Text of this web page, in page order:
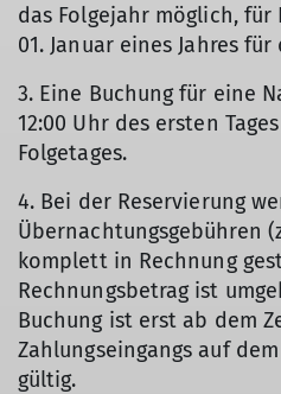
das Folgejahr möglich,
01. Januar eines Jahres
3. Eine Buchung für eine
12:00 Uhr des ersten
Folgetages.
4. Bei der Reservierung
Übernachtungsgebühren
komplett in Rechnung
Rechnungsbetrag ist
Buchung ist erst ab dem
Zahlungseingangs auf
gültig.